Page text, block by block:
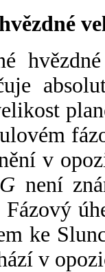
v
G není
Fázový
ke
v